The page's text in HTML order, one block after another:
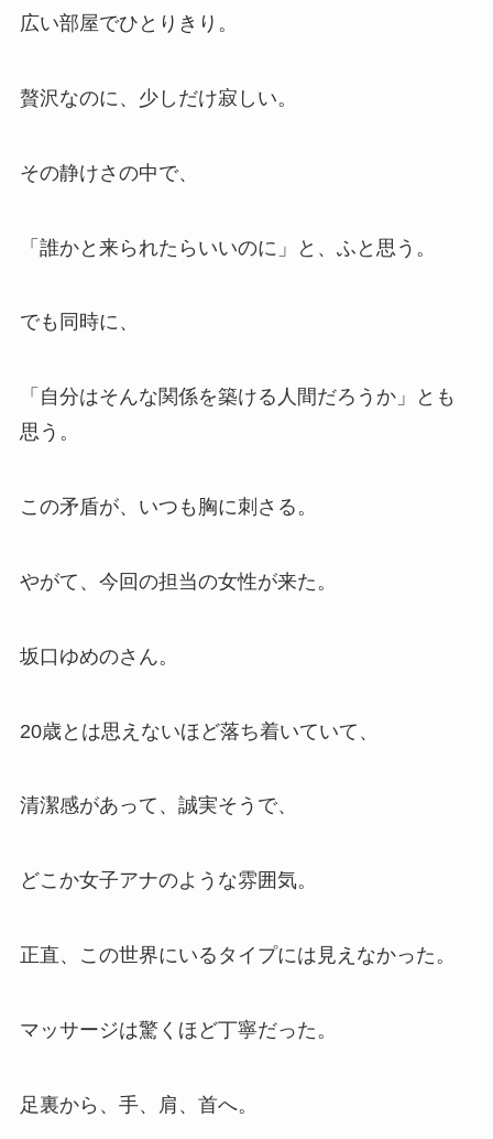
広い部屋でひとりきり。
贅沢なのに、少しだけ寂しい。
その静けさの中で、
「誰かと来られたらいいのに」と、ふと思う。
でも同時に、
「自分はそんな関係を築ける人間だろうか」とも
思う。
この矛盾が、いつも胸に刺さる。
やがて、今回の担当の女性が来た。
坂口ゆめのさん。
20歳とは思えないほど落ち着いていて、
清潔感があって、誠実そうで、
どこか女子アナのような雰囲気。
正直、この世界にいるタイプには見えなかった。
マッサージは驚くほど丁寧だった。
足裏から、手、肩、首へ。